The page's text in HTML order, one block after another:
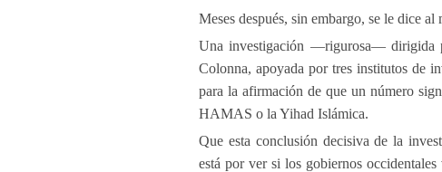
Meses después, sin embargo, se le dice
Una investigación —rigurosa— dirigida
Colonna, apoyada por tres institutos de
para la afirmación de que un número
HAMAS o la Yihad Islámica.
Que esta conclusión decisiva de la
está por ver si los gobiernos